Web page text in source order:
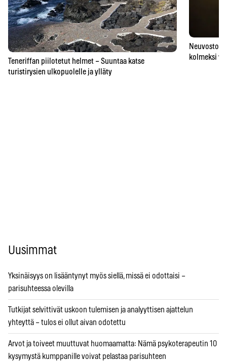
Teneriffan piilotetut helmet – Suuntaa katse
turistirysien ulkopuolelle ja ylläty
kolmeksi
Uusimmat
Yksinäisyys on lisääntynyt myös siellä, missä ei odottaisi –
parisuhteessa olevilla
Tutkijat selvittivät uskoon tulemisen ja analyyttisen ajattelun
yhteyttä – tulos ei ollut aivan odotettu
Arvot ja toiveet muuttuvat huomaamatta: Nämä psykoterapeutin 10
kysymystä kumppanille voivat pelastaa parisuhteen